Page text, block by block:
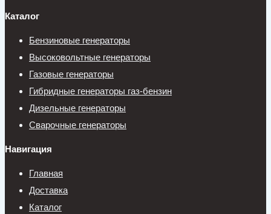
Каталог
Бензиновые генераторы
Высоковольтные генераторы
Газовые генераторы
Гибридные генераторы газ-бензин
Дизельные генераторы
Сварочные генераторы
Навигация
Главная
Доставка
Каталог